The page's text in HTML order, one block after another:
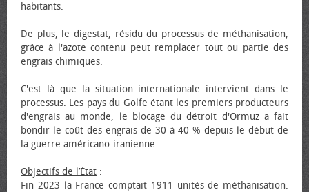
habitants.
De plus, le digestat, résidu du processus de méthanisation,
grâce à l'azote contenu peut remplacer tout ou partie des
engrais chimiques.
C'est là que la situation internationale intervient dans le
processus. Les pays du Golfe étant les premiers producteurs
d'engrais au monde, le blocage du détroit d'Ormuz a fait
bondir le coût des engrais de 30 à 40 % depuis le début de
la guerre américano-iranienne.
Objectifs de l’État :
Fin 2023 la France comptait 1911 unités de méthanisation.